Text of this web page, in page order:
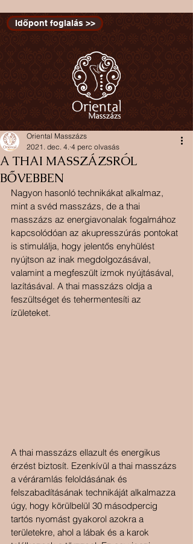
Időpont foglalás >>
A THAI MASSZÁZSRÓL
BŐVEBBEN
Oriental Masszázs
2021. dec. 4. 4 perc olvasás
Nagyon hasonló technikákat alkalmaz,
mint a svéd masszázs, de a thai
masszázs az energiavonalak fogalmához
kapcsolódóan az akupresszúrás pontokat
is stimulálja, hogy jelentős enyhülést
nyújtson az inak megdolgozásával,
valamint a megfeszült izmok nyújtásával,
lazításával. A thai masszázs oldja a
feszültséget és tehermentesíti az
ízületeket.
A thai masszázs ellazult és energikus
érzést biztosít. Ezenkívül a thai masszázs
a véráramlás feloldásának és
felszabadításának technikáját alkalmazza
úgy, hogy körülbelül 30 másodpercig
tartós nyomást gyakorol azokra a
területekre, ahol a lábak és a karok